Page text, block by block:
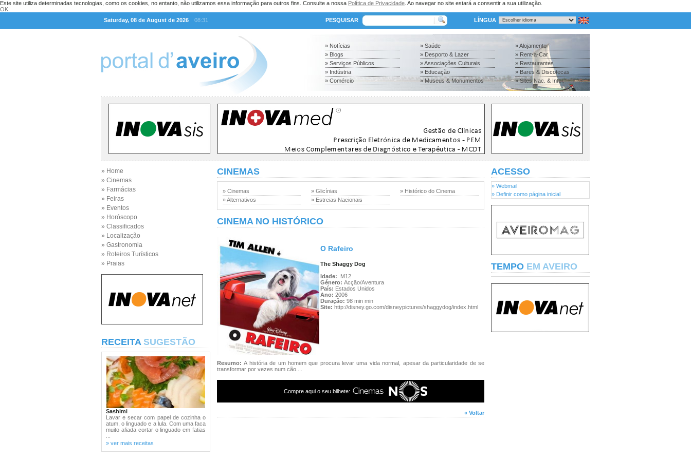
Este site utiliza determinadas tecnologias, como os cookies, no entanto, não utilizamos essa informação para outros fins. Consulte a nossa Política de Privacidade . Ao navegar no site estará a consentir a sua utilização.
OK
Saturday, 08 de August de 2026
08:31 PESQUISAR LÍNGUA
» Notícias
» Blogs
» Serviços Públicos
» Indústria
» Comércio
» Saúde
» Desporto & Lazer
» Associações Culturais
» Educação
» Museus & Monumentos
» Alojamento
» Rent-a-Car
» Restaurantes
» Bares & Discotecas
» Sites Nac. & Inter.
» Home
» Cinemas
» Farmácias
» Feiras
» Eventos
» Horóscopo
» Classificados
» Localização
» Gastronomia
» Roteiros Turísticos
» Praias
RECEITA SUGESTÃO
Sashimi
Lavar e secar com papel de cozinha o
atum, o linguado e a lula. Com uma faca
muito afiada cortar o linguado em fatias
» ver mais receitas
CINEMAS
» Cinemas
» Alternativos
» Glicínias
» Estreias Nacionais
» Histórico do Cinema
CINEMA NO HISTÓRICO
O Rafeiro
The Shaggy Dog
Idade:
M12
Género: Acção/Aventura
País: Estados Unidos
Ano: 2006
Duração: 98 min min
Site: http://disney.go.com/disneypictures/shaggydog/index.html
Resumo:A história de um homem que procura levar uma vida normal, apesar da particularidade de se
transformar por vezes num cão....
Compre aqui o seu bilhete:
« Voltar
ACESSO
» Webmail
» Definir como página inicial
TEMPO EM AVEIRO